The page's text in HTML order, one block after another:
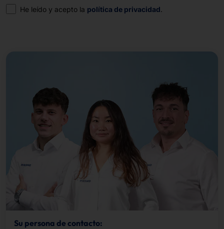
Consentimiento
He leído y acepto la política de privacidad.
Su persona de contacto: